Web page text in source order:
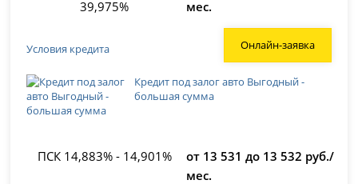
39,975%
мес.
Условия кредита Онлайн-заявка
Кредит под залог авто Выгодный -
большая сумма
ПСК 14,883% - 14,901%
от 13 531 до 13 532 руб./
мес.